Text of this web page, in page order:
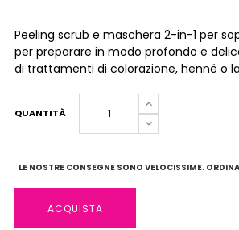
Peeling scrub e maschera 2-in-1 per
per preparare in modo profondo e
di trattamenti di colorazione, henné o
QUANTITÀ
LE NOSTRE CONSEGNE SONO VELOCISSIME.
ACQUISTA